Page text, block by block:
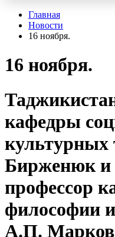
Главная
Новости
16 ноября.
16 ноября.
кафедры
культурных
Бирженюк и
профессор
философии
А.П.